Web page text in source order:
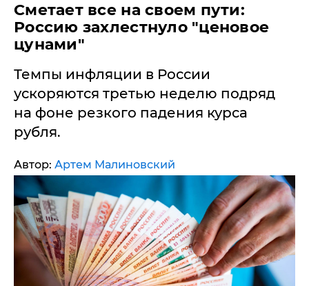
Сметает все на своем пути:
Россию захлестнуло "ценовое
цунами"
Темпы инфляции в России
ускоряются третью неделю подряд
на фоне резкого падения курса
рубля.
Автор: Артем Малиновский